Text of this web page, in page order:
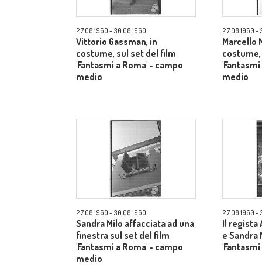
27.08.1960 - 30.08.1960
Vittorio Gassman, in
costume, sul set del film
'Fantasmi a Roma' - campo
medio
27.08.1960 -
Marcello
medio
27.08.1960 - 30.08.1960
Sandra Milo affacciata ad una
finestra sul set del film
'Fantasmi a Roma' - campo
medio
27.08.1960 -
Il regista
e Sandra